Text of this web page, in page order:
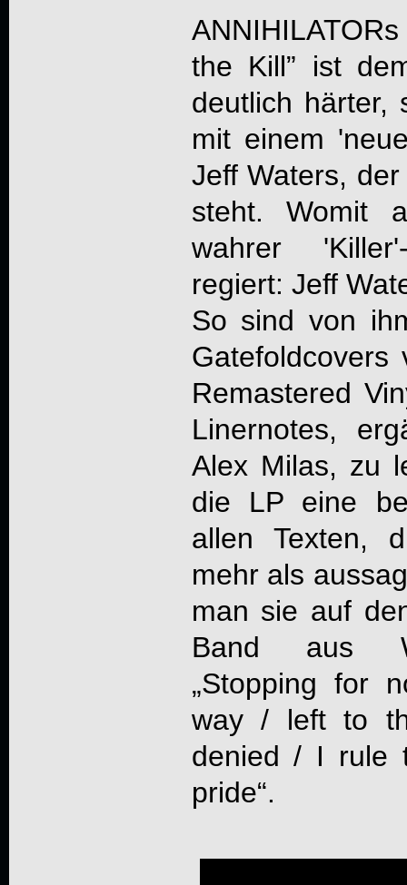
the Kill” ist
deutlich härter,
mit einem
Jeff Waters,
steht. Womit
wahrer
regiert: Jeff
So sind von
Remastered
Linernotes,
Alex Milas, zu
die LP eine
allen Texten,
mehr als
man sie auf
Band aus
„Stopping for
way / left to
denied / I rule
pride“.